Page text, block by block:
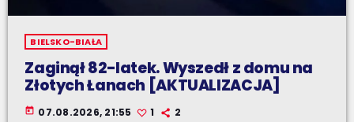
BIELSKO-BIAŁA
Zaginął 82-latek. Wyszedł z domu na
Złotych Łanach [AKTUALIZACJA]
today 07.08.2026, 21:55 1 2